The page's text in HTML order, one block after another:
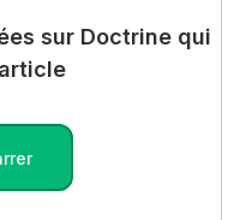
sur Doctrine qui